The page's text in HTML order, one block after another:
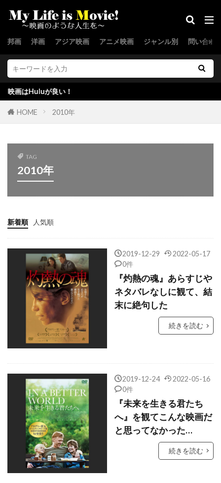
邦画 洋画 アジア映画 アニメ映画 ジャンル別 問い合わ
カール・ライナー
カール・ラーナー
カール・レムリ・Jr
カール＝オットー・アルベルティ
ガイ・リッチー
ガエターノ・ダニエル
ガエル・ガルシア・ベルナル
ガス・マレー
ガブリエル・バーン
ガブリエル・マン
ガブリエル・ユニオン
ガブリエレ・ムッチーノ
キウェテル・イジョフォー
キム・ギドク フィルム
キム・ステンゲル
キム・ディケンズ
キム・ノヴァク
キム・ボドゥニア
キム・マクロー
キム・レイヴァー
キャサリン・オハラ
キャサリン・キーナー
キャサリン・スコセッシ
キャサリン・ゼタ＝ジョーンズ
キャサリン・タウン
キャサリン・ナップマン
キャサリン・マーティン
キャサリン・ランバート
キャサリン・ロス
キャシー・コンラッド
キャシー・ベイツ
キャスリン・ニュートン
キャスリーン・ケネディ
キャスリーン・ケネディアラン・シルヴェストリ
が良い！
HOME 2010年
TAG
2010年
新着順 人気順
2019-12-29
2022-05-17
0件
『灼熱の魂』あらすじや
ネタバレなしに観て、結
末に絶句した
続きを読む
2019-12-24
2022-05-16
0件
『未来を生きる君たち
へ』を観てこんな映画だ
と思ってなかった…
続きを読む